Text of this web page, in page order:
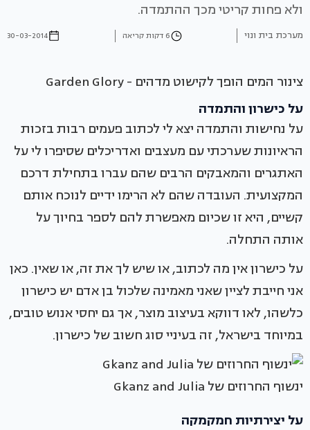
ולא פחות קריטי מכך ההתמדה.
מערכת בית ונוי 6 דקות קריאה 30-03-2014
צינור המים הופך לקישוט מדהים - Garden Glory
על כישרון והתמדה
על נחישות והתמדה יצא לי לכתוב פעמים רבות בזכות
הראיונות שערכתי עם מעצבים ואדריכלים שסיפרו לי על
האתגרים והמאבקים הרבים שהם עברו בתחילת דרכם
המקצועית. העובדה שהם לא הרימו ידיים לנוכח אותם
קשיים, היא זו שכיום מאפשרת להם לספר בחיוך על
אותה התחלה.
על כישרון אין מה לכתוב, או שיש לך את זה, או שאין. כאן
אני חייבת לציין שאני מאמינה שלכול בן אדם יש כישרון
כלשהו, לאו דווקא בעיצוב מוצר, אך גם יחסי אנוש טובים,
במיוחד בישראל, זה בעיניי סוג חשוב של כישרון.
ינשוף החרוזים של Gkanz and Julia
על יצירתיות חמקמקה